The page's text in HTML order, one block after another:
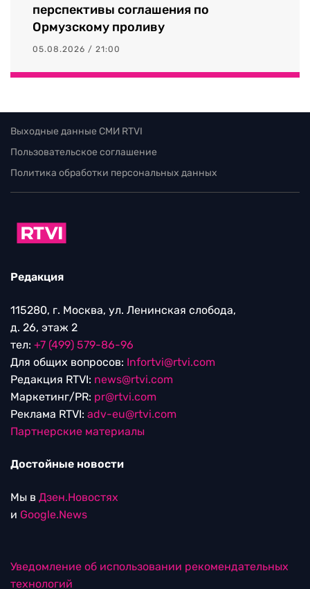
перспективы соглашения по
Ормузскому проливу
05.08.2026 / 21:00
Выходные данные СМИ RTVI
Пользовательское соглашение
Политика обработки персональных данных
Редакция
115280, г. Москва, ул. Ленинская слобода,
д. 26, этаж 2
тел: +7 (499) 579-86-96
Для общих вопросов: Infortvi@rtvi.com
Редакция RTVI: news@rtvi.com
Маркетинг/PR: pr@rtvi.com
Реклама RTVI: adv-eu@rtvi.com
Партнерские материалы
Достойные новости
Мы в Дзен.Новостях
и Google.News
Уведомление об использовании рекомендательных
технологий